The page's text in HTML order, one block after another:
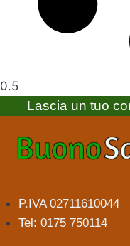
Lascia un tuo
P.IVA 02711610044
Tel: 0175 750114